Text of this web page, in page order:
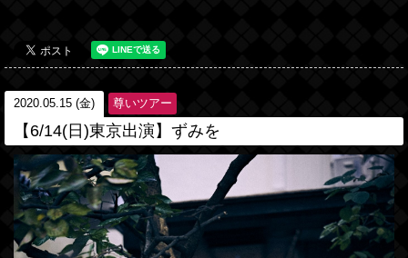
2020.05.15 (金) 尊いツアー
【6/14(日)東京出演】ずみを